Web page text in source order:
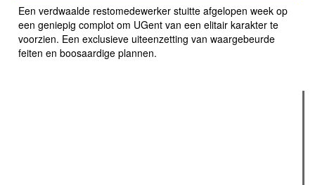
Een verdwaalde restomedewerker stuitte afgelopen week op
een geniepig complot om UGent van een elitair karakter te
voorzien. Een exclusieve uiteenzetting van waargebeurde
feiten en boosaardige plannen.